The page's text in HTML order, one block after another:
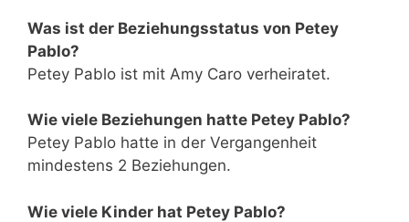
Was ist der Beziehungsstatus von Petey
Pablo?
Petey Pablo ist mit Amy Caro verheiratet.
Wie viele Beziehungen hatte Petey Pablo?
Petey Pablo hatte in der Vergangenheit
mindestens 2 Beziehungen.
Wie viele Kinder hat Petey Pablo?